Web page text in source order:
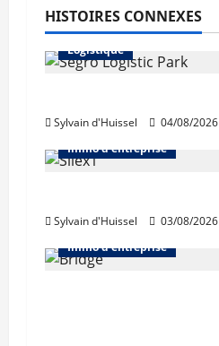
HISTOIRES CONNEXES
Immo d'entreprise
Logistique
Sylvain d'Huissel 04/08/2026
Abonnés
Bureaux
Immo d'entreprise
Sylvain d'Huissel 03/08/2026
Abonnés
Bureaux
Immo d'entreprise